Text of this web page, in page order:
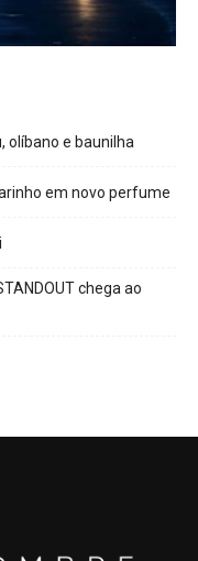
olíbano e baunilha
em novo perfume
chega ao